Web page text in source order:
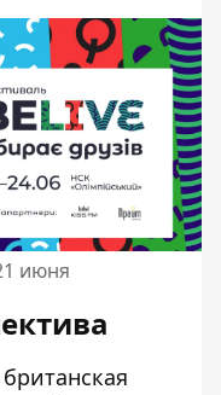
июня